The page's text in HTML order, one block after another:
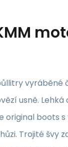
vyráběné
usně.
original boots
Trojité švy